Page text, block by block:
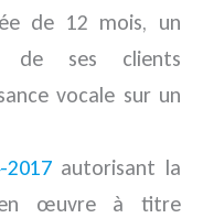
de 12 mois, un
de ses clients
vocale sur un
autorisant la
œuvre à titre